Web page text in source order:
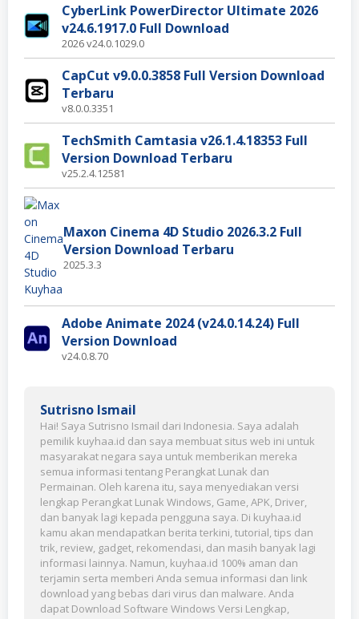
CyberLink PowerDirector Ultimate 2026
v24.6.1917.0 Full Download
2026 v24.0.1029.0
CapCut v9.0.0.3858 Full Version Download
Terbaru
v8.0.0.3351
TechSmith Camtasia v26.1.4.18353 Full
Version Download Terbaru
v25.2.4.12581
Maxon Cinema 4D Studio 2026.3.2 Full
Version Download Terbaru
2025.3.3
Adobe Animate 2024 (v24.0.14.24) Full
Version Download
v24.0.8.70
Sutrisno Ismail
Hai! Saya Sutrisno Ismail dari Indonesia. Saya adalah
pemilik kuyhaa.id dan saya membuat situs web ini untuk
masyarakat negara saya untuk memberikan mereka
semua informasi tentang Perangkat Lunak dan
Permainan. Oleh karena itu, saya menyediakan versi
lengkap Perangkat Lunak Windows, Game, APK, Driver,
dan banyak lagi kepada pengguna saya. Di kuyhaa.id
kamu akan mendapatkan berita terkini, tutorial, tips dan
trik, review, gadget, rekomendasi, dan masih banyak lagi
informasi lainnya. Namun, kuyhaa.id 100% aman dan
terjamin serta memberi Anda semua informasi dan link
download yang bebas dari virus dan malware. Anda
dapat Download Software Windows Versi Lengkap,